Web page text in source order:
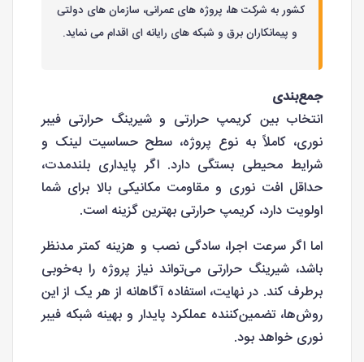
کشور به شرکت ها، پروژه های عمرانی، سازمان های دولتی
و پیمانکاران برق و شبکه های رایانه ای اقدام می نماید.
جمع‌بندی
انتخاب بین کریمپ حرارتی و شیرینگ حرارتی فیبر
نوری، کاملاً به نوع پروژه، سطح حساسیت لینک و
شرایط محیطی بستگی دارد. اگر پایداری بلندمدت،
حداقل افت نوری و مقاومت مکانیکی بالا برای شما
اولویت دارد، کریمپ حرارتی بهترین گزینه است.
اما اگر سرعت اجرا، سادگی نصب و هزینه کمتر مدنظر
باشد، شیرینگ حرارتی می‌تواند نیاز پروژه را به‌خوبی
برطرف کند. در نهایت، استفاده آگاهانه از هر یک از این
روش‌ها، تضمین‌کننده عملکرد پایدار و بهینه شبکه فیبر
نوری خواهد بود.